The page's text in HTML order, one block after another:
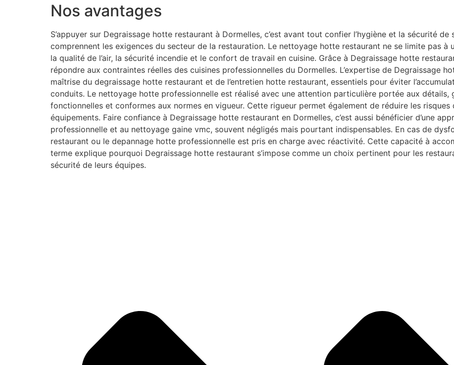
Nos avantages
S’appuyer sur Degraissage hotte restaurant à Dormelles, c’est avant tout confier l’hygiène et la sécurité
comprennent les exigences du secteur de la restauration. Le nettoyage hotte restaurant ne se limite pas
la qualité de l’air, la sécurité incendie et le confort de travail en cuisine. Grâce à Degraissage hotte
répondre aux contraintes réelles des cuisines professionnelles du Dormelles. L’expertise de Degraissage
maîtrise du degraissage hotte restaurant et de l’entretien hotte restaurant, essentiels pour éviter
conduits. Le nettoyage hotte professionnelle est réalisé avec une attention particulière portée aux détails,
fonctionnelles et conformes aux normes en vigueur. Cette rigueur permet également de réduire les risques
équipements. Faire confiance à Degraissage hotte restaurant en Dormelles, c’est aussi bénéficier d’une
professionnelle et au nettoyage gaine vmc, souvent négligés mais pourtant indispensables. En cas de
restaurant ou le depannage hotte professionnelle est pris en charge avec réactivité. Cette capacité à
terme explique pourquoi Degraissage hotte restaurant s’impose comme un choix pertinent pour les
sécurité de leurs équipes.